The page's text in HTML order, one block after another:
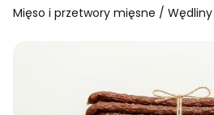
Mięso i przetwory mięsne / Wędliny